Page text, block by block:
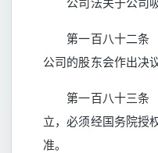
第一百八十二条
公司的股东会作出决
第一百八十三条
立，必须经国务院授
准。